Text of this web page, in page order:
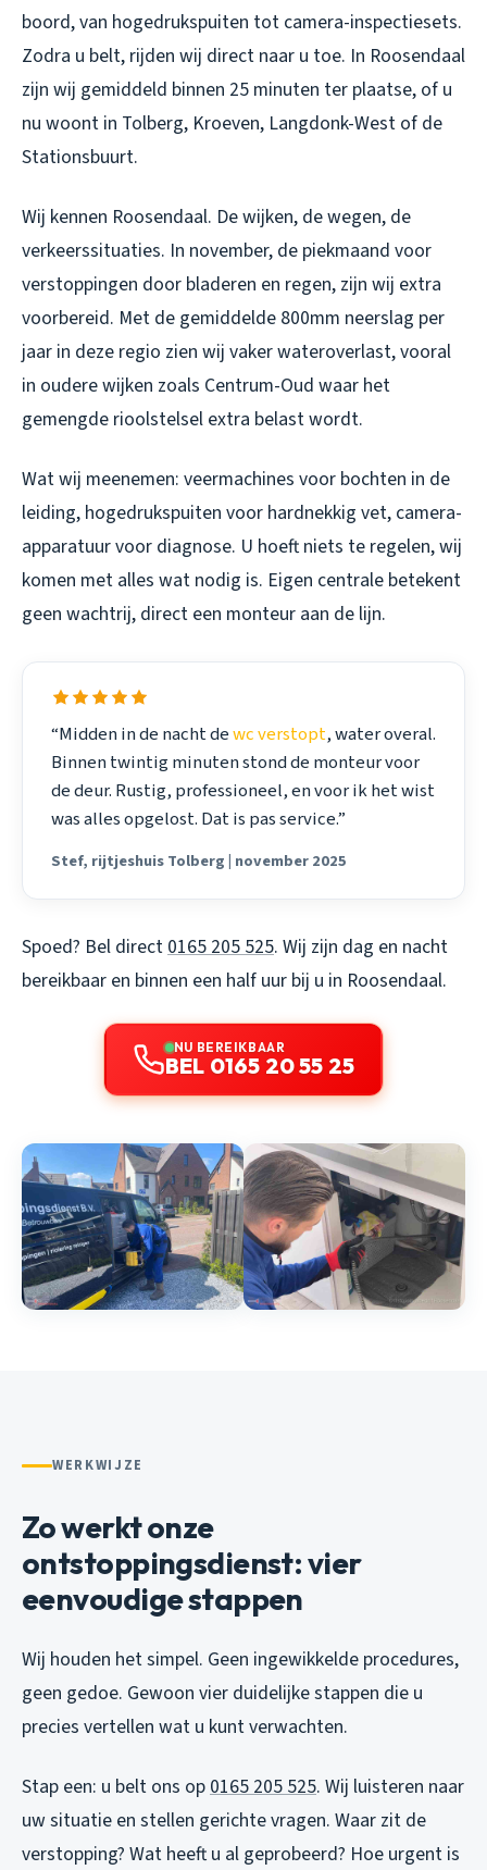
boord, van hogedrukspuiten tot camera-inspectiesets.
Zodra u belt, rijden wij direct naar u toe. In Roosendaal
zijn wij gemiddeld binnen 25 minuten ter plaatse, of u
nu woont in Tolberg, Kroeven, Langdonk-West of de
Stationsbuurt.
Wij kennen Roosendaal. De wijken, de wegen, de
verkeerssituaties. In november, de piekmaand voor
verstoppingen door bladeren en regen, zijn wij extra
voorbereid. Met de gemiddelde 800mm neerslag per
jaar in deze regio zien wij vaker wateroverlast, vooral
in oudere wijken zoals Centrum-Oud waar het
gemengde rioolstelsel extra belast wordt.
Wat wij meenemen: veermachines voor bochten in de
leiding, hogedrukspuiten voor hardnekkig vet, camera-
apparatuur voor diagnose. U hoeft niets te regelen, wij
komen met alles wat nodig is. Eigen centrale betekent
geen wachtrij, direct een monteur aan de lijn.
“Midden in de nacht dewc verstopt, water overal.
Binnen twintig minuten stond de monteur voor
de deur. Rustig, professioneel, en voor ik het wist
was alles opgelost. Dat is pas service.”
Stef, rijtjeshuis Tolberg | november 2025
Spoed? Bel direct0165 205 525. Wij zijn dag en nacht
bereikbaar en binnen een half uur bij u in Roosendaal.
NU BEREIKBAAR
BEL 0165 20 55 25
WERKWIJZE
Zo werkt onze
ontstoppingsdienst: vier
eenvoudige stappen
Wij houden het simpel. Geen ingewikkelde procedures,
geen gedoe. Gewoon vier duidelijke stappen die u
precies vertellen wat u kunt verwachten.
Stap een: u belt ons op0165 205 525. Wij luisteren naar
uw situatie en stellen gerichte vragen. Waar zit de
verstopping? Wat heeft u al geprobeerd? Hoe urgent is